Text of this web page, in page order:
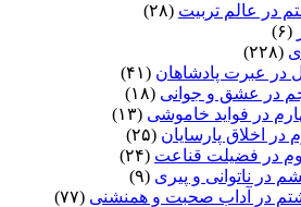
در عالم تربیت (۲۸)
(۶)
(۲۲۸)
در عبرت پادشاهان (۴۱)
در عشق و جوانى (۱۸)
در فواید خاموشى (۱۳)
در اخلاق پارسایان (۲۵)
در فضیلت قناعت (۲۴)
در ناتوانى و پیرى (۹)
در آداب صحبت و همنشنى (۷۷)